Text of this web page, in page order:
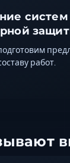
систем
работ.